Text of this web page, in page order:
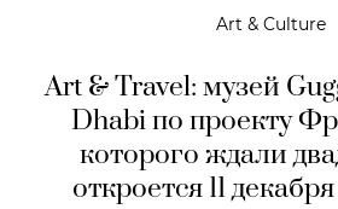
Art & Culture
Art & Travel: музей
Dhabi по проекту
которого ждали
откроется 11